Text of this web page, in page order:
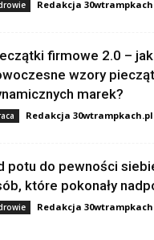
Redakcja
firmowe 2.0 –
wzory
marek?
Redakcja 30wtrampkach.pl
potu do pewności
które pokonały
Redakcja